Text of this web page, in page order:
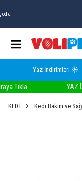
Volipet Yaz
Yaz İndirimleri ☀️
YAZ
KEDİ Kedi Bakım ve